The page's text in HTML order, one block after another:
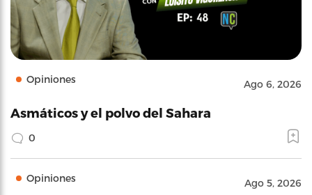
Opiniones Ago 6, 2026
Asmáticos y el polvo del Sahara
0
Opiniones Ago 5, 2026